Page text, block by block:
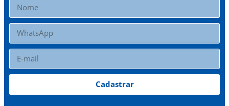
Cadastrar